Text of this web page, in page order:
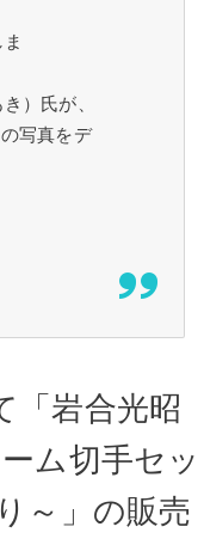
）氏が、
写真をデ
「岩合光昭
ム切手セッ
～」の販売